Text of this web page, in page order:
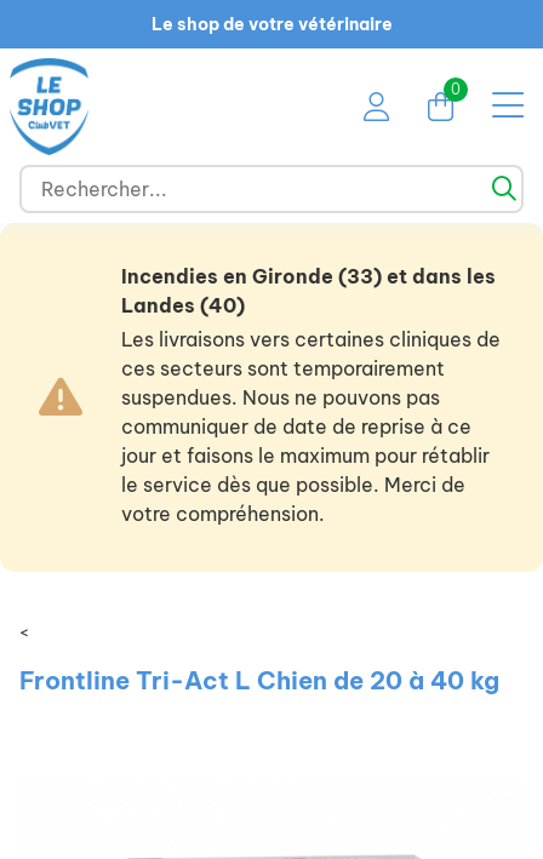
Le shop de votre vétérinaire
0
Incendies en Gironde (33) et dans les
Landes (40)
Les livraisons vers certaines cliniques de
ces secteurs sont temporairement
suspendues. Nous ne pouvons pas
communiquer de date de reprise à ce
jour et faisons le maximum pour rétablir
le service dès que possible. Merci de
votre compréhension.
<
Frontline Tri-Act L Chien de 20 à 40 kg